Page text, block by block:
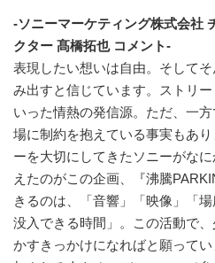
-ソニーマーケティング株式会社
クター 髙橋拓也 コメント-
表現したい想いは自由。そして
み出すと信じています。ストリ
いった情熱の発信源。ただ、一
場に制約を抱えている事実もあ
ーを大切にしてきたソニーがな
えたのがこの企画、『沸騰
きるのは、「音響」「映像」「
没入できる時間」。この活動で
かすきっかけになればと願って